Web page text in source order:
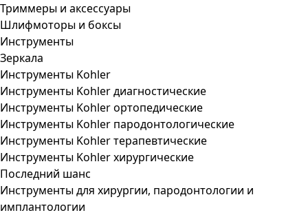
Триммеры и аксессуары
Шлифмоторы и боксы
Инструменты
Зеркала
Инструменты Kohler
Инструменты Kohler диагностические
Инструменты Kohler ортопедические
Инструменты Kohler пародонтологические
Инструменты Kohler терапевтические
Инструменты Kohler хирургические
Последний шанс
Инструменты для хирургии, пародонтологии и
имплантологии